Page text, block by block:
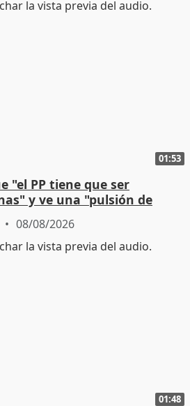
01:53
"el PP tiene que ser
y ve una "pulsión de
08/08/2026
01:48